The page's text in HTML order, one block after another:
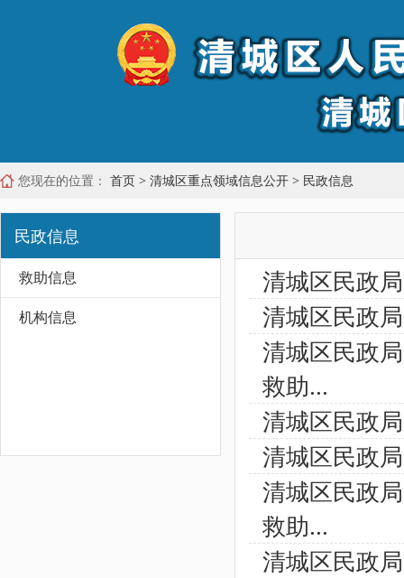
您现在的位置： 首页 > 清城区重点领域信息公开 > 民政信息
民政信息
救助信息
机构信息
清城区民政
清城区民政
清城区民政
救助...
清城区民政
清城区民政
清城区民政
救助...
清城区民政